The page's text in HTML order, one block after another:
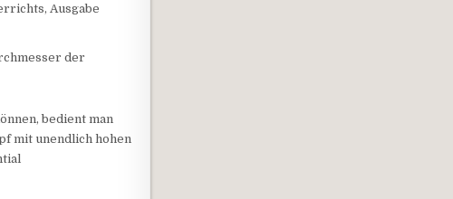
Ausgabe
der
bedient man
mit unendlich hohen